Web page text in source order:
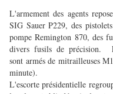
L'armement des agents
SIG Sauer P229, des
pompe Remington 870, des
divers fusils de précision.
sont armés de mitrailleuses
minute).
L'escorte présidentielle